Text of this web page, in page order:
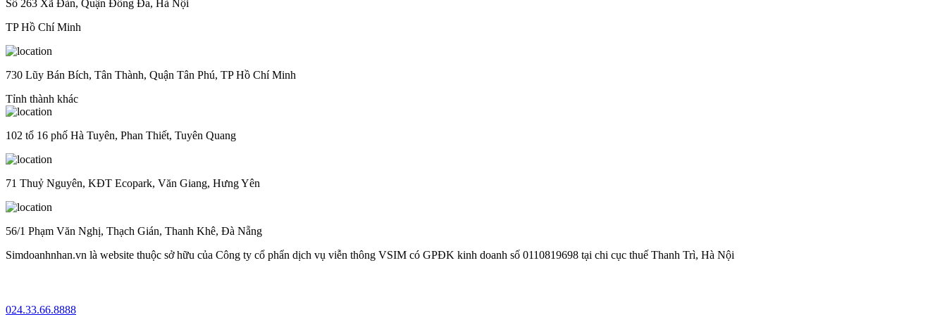
Số 263 Xã Đàn, Quận Đống Đa, Hà Nội
TP Hồ Chí Minh
730 Lũy Bán Bích, Tân Thành, Quận Tân Phú, TP Hồ Chí Minh
Tỉnh thành khác
102 tổ 16 phố Hà Tuyên, Phan Thiết, Tuyên Quang
71 Thuỷ Nguyên, KĐT Ecopark, Văn Giang, Hưng Yên
56/1 Phạm Văn Nghị, Thạch Gián, Thanh Khê, Đà Nẵng
Simdoanhnhan.vn là website thuộc sở hữu của Công ty cổ phẩn dịch vụ viễn thông VSIM có GPĐK kinh doanh số 0110819698 tại chi cục thuế Thanh Trì, Hà Nội
024.33.66.8888